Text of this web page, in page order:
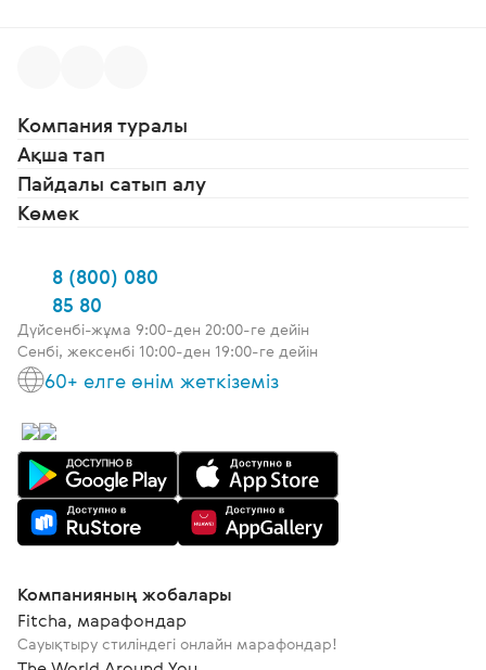
Компания туралы
Ақша тап
Пайдалы сатып алу
Көмек
8 (800) 080
85 80
Дүйсенбі-жұма 9:00-ден 20:00-ге дейін
Сенбі, жексенбі 10:00-ден 19:00-ге дейін
60+ елге өнім жеткіземіз
Компанияның жобалары
Fitcha, марафондар
Сауықтыру стиліндегі онлайн марафондар!